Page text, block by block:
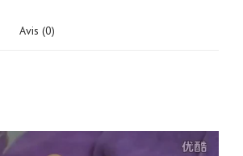
Avis (0)